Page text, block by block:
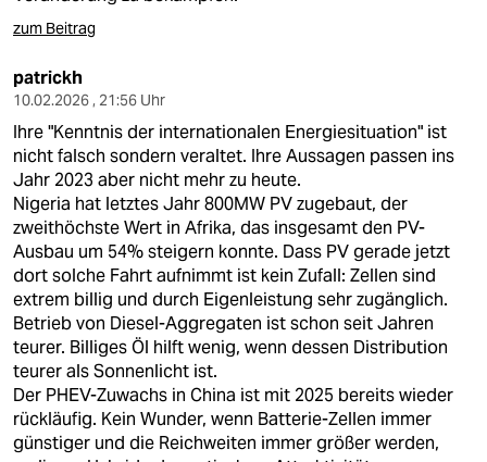
zum Beitrag
patrickh
10.02.2026 , 21:56 Uhr
Ihre "Kenntnis der internationalen Energiesituation" ist
nicht falsch sondern veraltet. Ihre Aussagen passen ins
Jahr 2023 aber nicht mehr zu heute.
Nigeria hat letztes Jahr 800MW PV zugebaut, der
zweithöchste Wert in Afrika, das insgesamt den PV-
Ausbau um 54% steigern konnte. Dass PV gerade jetzt
dort solche Fahrt aufnimmt ist kein Zufall: Zellen sind
extrem billig und durch Eigenleistung sehr zugänglich.
Betrieb von Diesel-Aggregaten ist schon seit Jahren
teurer. Billiges Öl hilft wenig, wenn dessen Distribution
teurer als Sonnenlicht ist.
Der PHEV-Zuwachs in China ist mit 2025 bereits wieder
rückläufig. Kein Wunder, wenn Batterie-Zellen immer
günstiger und die Reichweiten immer größer werden,